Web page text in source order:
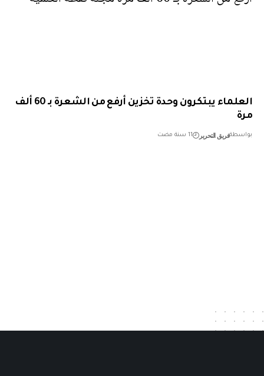
العلماء يبتكرون وحدة تخزين أرفع من الشعرة بـ 60 ألف
فريق التحرير 11 سنة مضت